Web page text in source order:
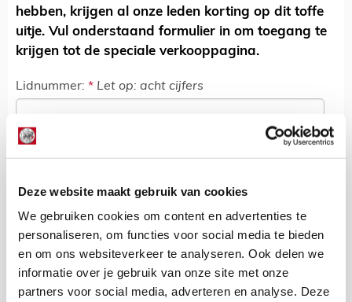
Deze website maakt gebruik van cookies
We gebruiken cookies om content en advertenties te
personaliseren, om functies voor social media te bieden
en om ons websiteverkeer te analyseren. Ook delen we
informatie over je gebruik van onze site met onze
partners voor social media, adverteren en analyse. Deze
hebben, krijgen al onze leden korting op dit toffe
uitje. Vul onderstaand formulier in om toegang te
krijgen tot de speciale verkooppagina.
Lidnummer: * Let op: acht cijfers
Verzenden